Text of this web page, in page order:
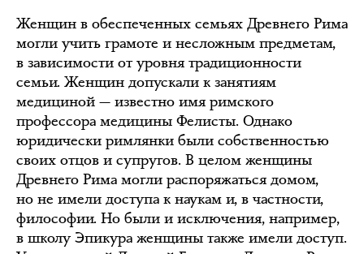
Женщин в обеспеченных семьях Древнего Рима
могли учить грамоте и несложным предметам,
в зависимости от уровня традиционности
семьи. Женщин допускали к занятиям
медициной — известно имя римского
профессора медицины Фелисты. Однако
юридически римлянки были собственностью
своих отцов и супругов. В целом женщины
Древнего Рима могли распоряжаться домом,
но не имели доступа к наукам и, в частности,
философии. Но были и исключения, например,
в школу Эпикура женщины также имели доступ.